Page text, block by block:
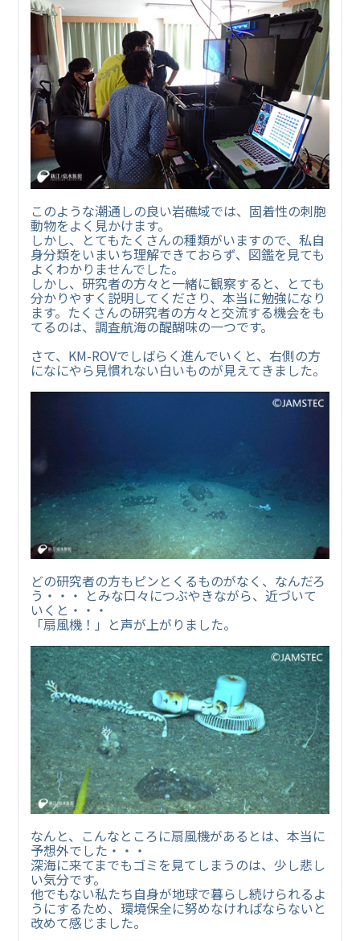
このような潮通しの良い岩礁域では、固着性の刺胞
動物をよく見かけます。
しかし、とてもたくさんの種類がいますので、私自
身分類をいまいち理解できておらず、図鑑を見ても
よくわかりませんでした。
しかし、研究者の方々と一緒に観察すると、とても
分かりやすく説明してくださり、本当に勉強になり
ます。たくさんの研究者の方々と交流する機会をも
てるのは、調査航海の醍醐味の一つです。
さて、KM-ROVでしばらく進んでいくと、右側の方
になにやら見慣れない白いものが見えてきました。
どの研究者の方もピンとくるものがなく、なんだろ
う・・・ とみな口々につぶやきながら、近づいて
いくと・・・
「扇風機！」と声が上がりました。
なんと、こんなところに扇風機があるとは、本当に
予想外でした・・・
深海に来てまでもゴミを見てしまうのは、少し悲し
い気分です。
他でもない私たち自身が地球で暮らし続けられるよ
うにするため、環境保全に努めなければならないと
改めて感じました。